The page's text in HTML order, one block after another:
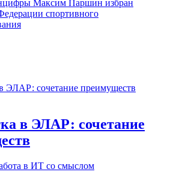
Максим Паршин избран
спортивного
в ЭЛАР: сочетание